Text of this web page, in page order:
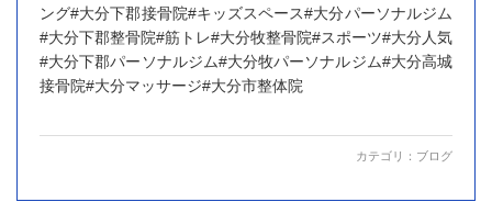
ング#大分下郡接骨院#キッズスペース#大分パーソナルジム
#大分下郡整骨院#筋トレ#大分牧整骨院#スポーツ#大分人気
#大分下郡パーソナルジム#大分牧パーソナルジム#大分高城
接骨院#大分マッサージ#大分市整体院
カテゴリ： ブログ